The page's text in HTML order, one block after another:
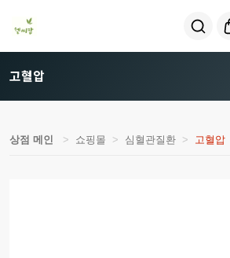
고혈압
상점 메인 쇼핑몰 심혈관질환 고혈압